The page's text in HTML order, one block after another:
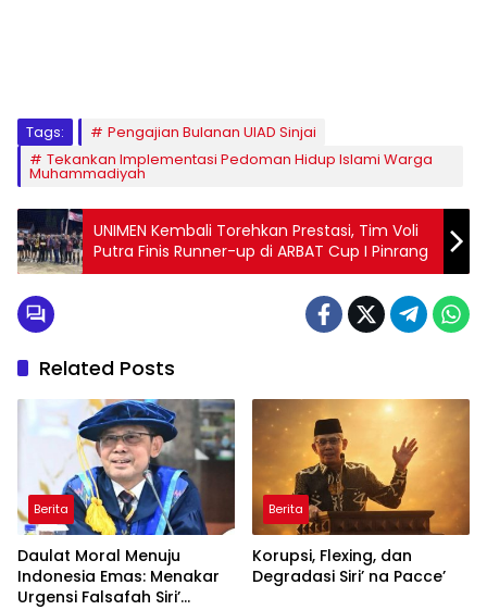
Tags:
Pengajian Bulanan UIAD Sinjai
Tekankan Implementasi Pedoman Hidup Islami Warga
Muhammadiyah
UNIMEN Kembali Torehkan Prestasi, Tim Voli
Putra Finis Runner-up di ARBAT Cup I Pinrang
Related Posts
Berita
Daulat Moral Menuju
Indonesia Emas: Menakar
Urgensi Falsafah Siri’
Berita
Korupsi, Flexing, dan
Degradasi Siri’ na Pacce’